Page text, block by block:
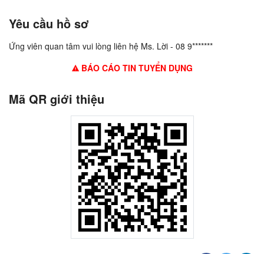
Yêu cầu hồ sơ
Ứng viên quan tâm vui lòng liên hệ Ms. Lời - 08 9*******
BÁO CÁO TIN TUYỂN DỤNG
Mã QR giới thiệu